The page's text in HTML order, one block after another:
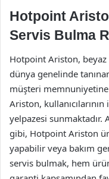
Hotpoint
Servis Bulma
Hotpoint Ariston,
dünya genelinde
müşteri
Ariston,
yelpazesi
gibi, Hotpoint Ariston
yapabilir veya bakım
servis bulmak, hem